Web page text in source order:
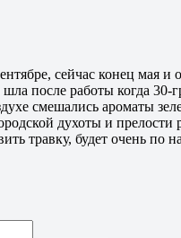
сейчас конец мая и
после работы когда 30-
смешались ароматы
духоты и прелости
травку, будет очень по